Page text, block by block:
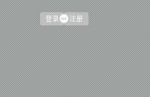
登录 or 注册